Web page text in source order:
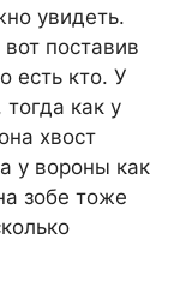
увидеть.
поставив
есть кто. У
как у
хвост
у вороны как
зобе тоже